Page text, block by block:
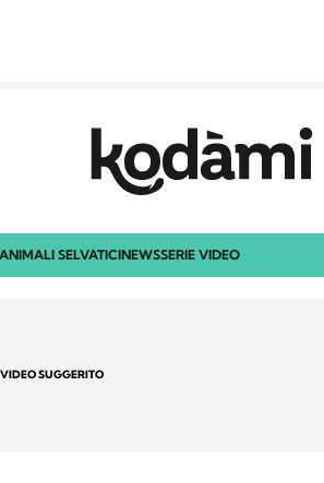
ANIMALI SELVATICINEWSSERIE VIDEO
VIDEO SUGGERITO